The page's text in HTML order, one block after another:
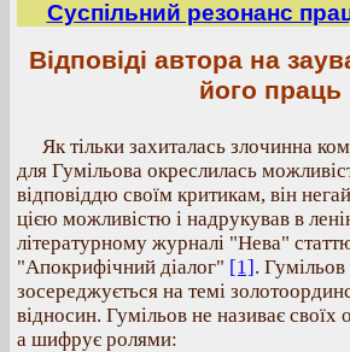
Суспільний резонанс
Відповіді автора на
його праць
Як тільки захиталась злочинна
для Гумільова окреслилась
відповіддю своїм критикам, він
цією можливістю і надрукував в
літературному журналі "Нева"
"Апокрифічний діалог" [1].
зосереджується на темі
відносин. Гумільов не називає своїх
а шифрує ролями: